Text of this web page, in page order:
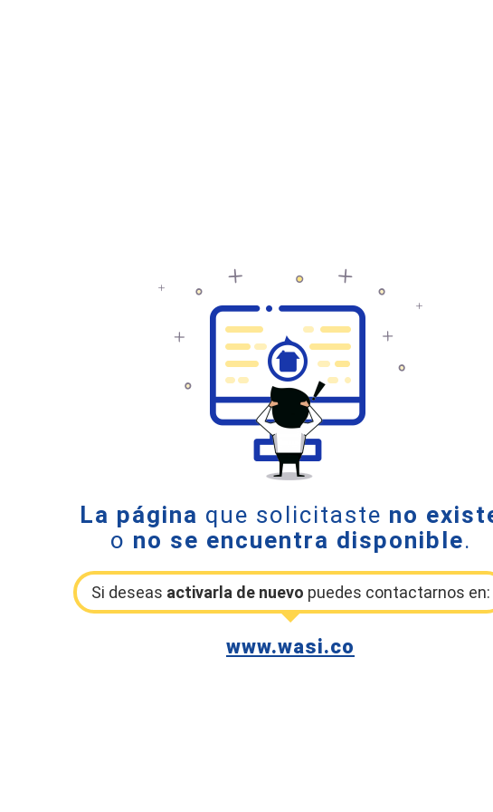
La página que solicitaste no
o no se encuentra disponible.
Si deseas activarla de nuevo puedes contactarnos en:
www.wasi.co